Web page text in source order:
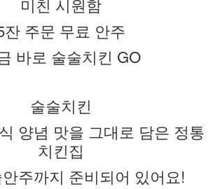
미친 시원함
잔 주문 무료 안주
바로 술술치킨 GO
술술치킨
양념 맛을 그대로 담은 정통
치킨집
주까지 준비되어 있어요!